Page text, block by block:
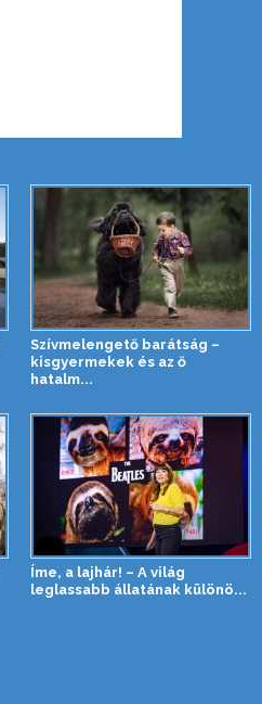
Szívmelengető barátság –
kisgyermekek és az ő
hatalm...
Íme, a lajhár! – A világ
leglassabb állatának különö...